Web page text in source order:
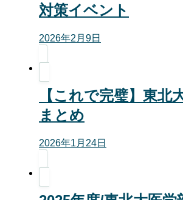
対策イベント
2026年2月9日
【これで完璧】東北
まとめ
2026年1月24日